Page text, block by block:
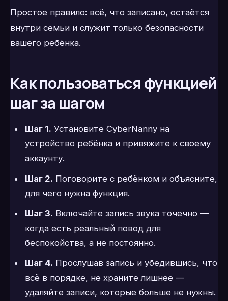
Простое правило: всё, что записано, остаётся
внутри семьи и служит только безопасности
вашего ребёнка.
Как пользоваться функцией
шаг за шагом
Шаг 1. Установите CyberNanny на
устройство ребёнка и привяжите к своему
аккаунту.
Шаг 2. Поговорите с ребёнком и объясните,
для чего нужна функция.
Шаг 3. Включайте запись звука точечно —
когда есть реальный повод для
беспокойства, а не постоянно.
Шаг 4. Прослушав запись и убедившись, что
всё в порядке, не храните лишнее —
удаляйте записи, которые больше не нужны.